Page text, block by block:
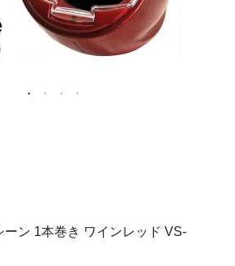
ーン 1本巻き ワインレッド VS-